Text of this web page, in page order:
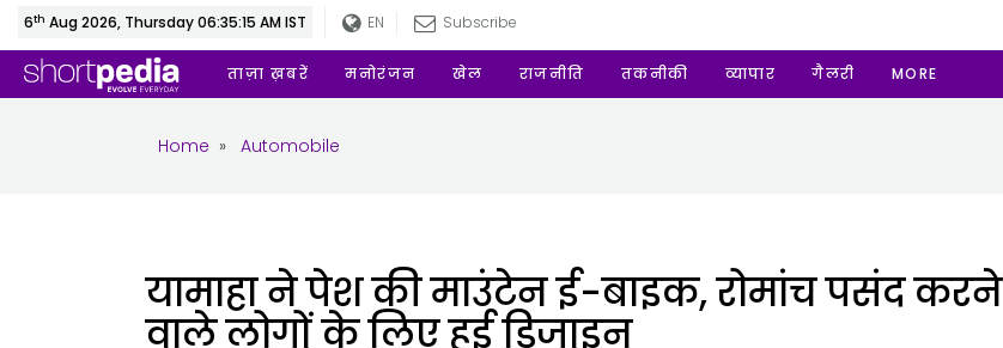
6th Aug 2026, Thursday 06:35:16 AM IST EN Subscribe
ताज़ा ख़बरें मनोरंजन खेल राजनीति तकनीकी व्यापार गैलरी MORE
Home » Automobile
यामाहा ने पेश की माउंटेन ई-बाइक, रोमांच पसंद करने
वाले लोगों के लिए हुई डिजाइन